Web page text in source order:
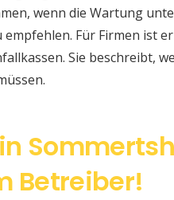
wenn die Wartung
empfehlen. Für Firmen ist
Sie beschreibt,
Betreiber!